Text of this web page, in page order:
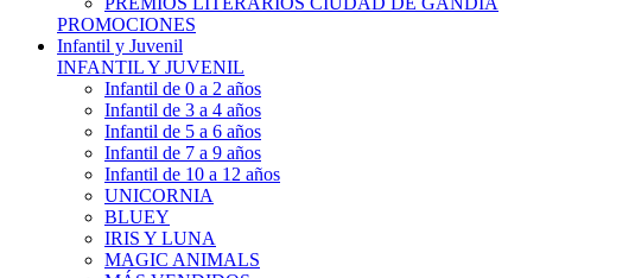
PROMOCIONES
Infantil y Juvenil
INFANTIL Y JUVENIL
Infantil de 0 a 2 años
Infantil de 3 a 4 años
Infantil de 5 a 6 años
Infantil de 7 a 9 años
Infantil de 10 a 12 años
UNICORNIA
BLUEY
IRIS Y LUNA
MAGIC ANIMALS